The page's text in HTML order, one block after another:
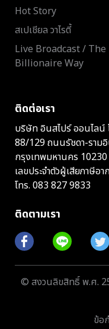
Hot Story
สเปเชียล วาไรตี้
Live Broadcast / The
Billionaire Way
ติดต่อเรา
บริษัท อินสไปร์ ออนไลน์
88/129 ถนนรัชดา-ราม
กรุงเทพมหานคร 10230
เลขประจำตัวผู้เสียภาษีอ
โทร. 083 827 9833
ติดตามเรา
© สงวนลิขสิทธิ์ พ.ศ.
ข้อ